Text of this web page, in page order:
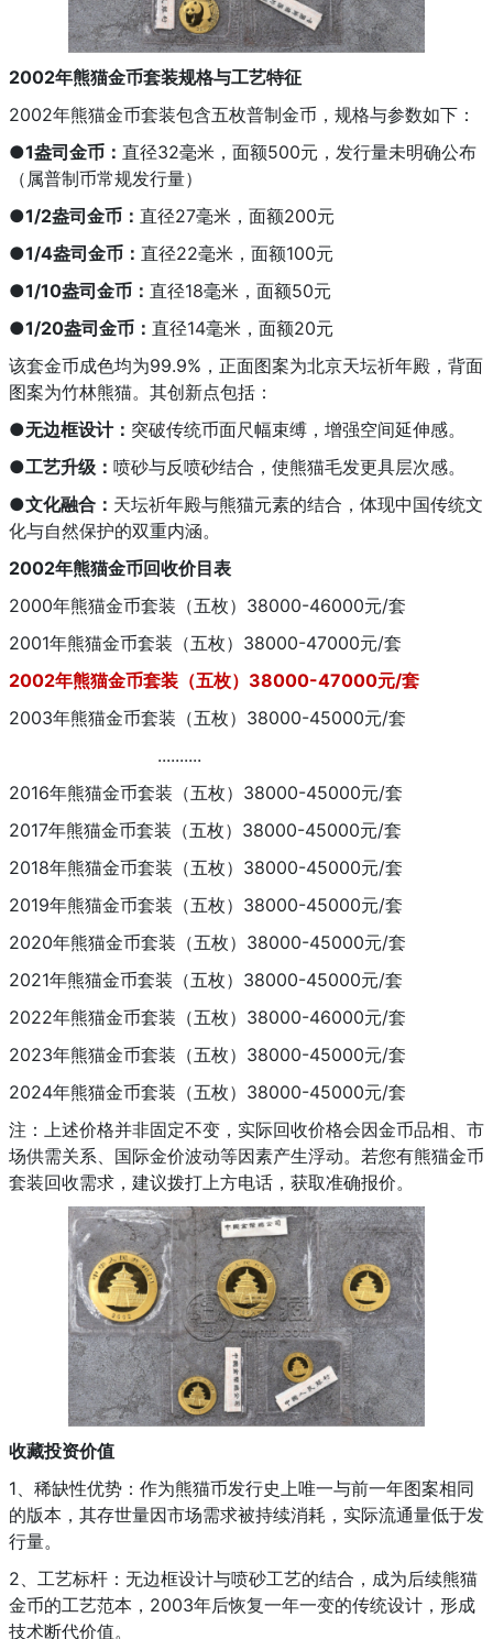
2002年熊猫金币套装规格与工艺特征
2002年熊猫金币套装包含五枚普制金币，规格与参数如下：
●1盎司金币： 直径32毫米，面额500元，发行量未明确公布
（属普制币常规发行量）
●1/2盎司金币： 直径27毫米，面额200元
●1/4盎司金币： 直径22毫米，面额100元
●1/10盎司金币： 直径18毫米，面额50元
●1/20盎司金币： 直径14毫米，面额20元
该套金币成色均为99.9%，正面图案为北京天坛祈年殿，背面
图案为竹林熊猫。其创新点包括：
●无边框设计： 突破传统币面尺幅束缚，增强空间延伸感。
●工艺升级： 喷砂与反喷砂结合，使熊猫毛发更具层次感。
●文化融合： 天坛祈年殿与熊猫元素的结合，体现中国传统文
化与自然保护的双重内涵。
2002年熊猫金币回收价目表
2000年熊猫金币套装（五枚）38000-46000元/套
2001年熊猫金币套装（五枚）38000-47000元/套
2002年熊猫金币套装（五枚）38000-47000元/套
2003年熊猫金币套装（五枚）38000-45000元/套
..........
2016年熊猫金币套装（五枚）38000-45000元/套
2017年熊猫金币套装（五枚）38000-45000元/套
2018年熊猫金币套装（五枚）38000-45000元/套
2019年熊猫金币套装（五枚）38000-45000元/套
2020年熊猫金币套装（五枚）38000-45000元/套
2021年熊猫金币套装（五枚）38000-45000元/套
2022年熊猫金币套装（五枚）38000-46000元/套
2023年熊猫金币套装（五枚）38000-45000元/套
2024年熊猫金币套装（五枚）38000-45000元/套
注：上述价格并非固定不变，实际回收价格会因金币品相、市
场供需关系、国际金价波动等因素产生浮动。若您有熊猫金币
套装回收需求，建议拨打上方电话，获取准确报价。
收藏投资价值
1、稀缺性优势：作为熊猫币发行史上唯一与前一年图案相同
的版本，其存世量因市场需求被持续消耗，实际流通量低于发
行量。
2、工艺标杆：无边框设计与喷砂工艺的结合，成为后续熊猫
金币的工艺范本，2003年后恢复一年一变的传统设计，形成
技术断代价值。